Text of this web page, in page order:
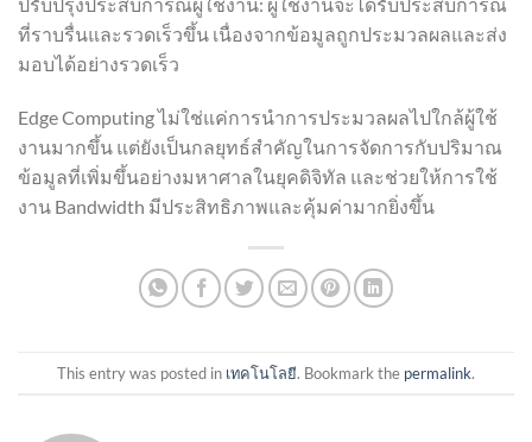
ที่ราบรื่นและรวดเร็วขึ้น เนื่องจากข้อมูลถูกประมวลผลและส่ง
มอบได้อย่างรวดเร็ว
Edge Computing ไม่ใช่แค่การนำการประมวลผลไปใกล้ผู้ใช้
งานมากขึ้น แต่ยังเป็นกลยุทธ์สำคัญในการจัดการกับปริมาณ
ข้อมูลที่เพิ่มขึ้นอย่างมหาศาลในยุคดิจิทัล และช่วยให้การใช้
งาน Bandwidth มีประสิทธิภาพและคุ้มค่ามากยิ่งขึ้น
This entry was posted in เทคโนโลยี. Bookmark the permalink.